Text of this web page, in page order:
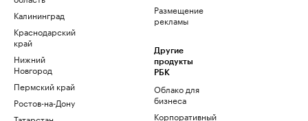
Калининград
Краснодарский
край
Нижний
Новгород
Пермский край
Ростов-на-Дону
Размещение
рекламы
Другие
продукты
РБК
Облако для
бизнеса
Корпоративный